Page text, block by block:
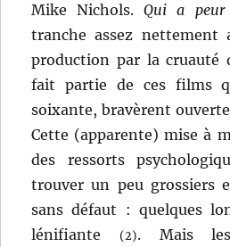
Mike Nichols.Qui a peur
tranche assez nettement
production par la cruauté
fait partie de ces films
soixante, bravèrent
Cette (apparente) mise à
des ressorts
trouver un peu grossiers
sans défaut : quelques
lénifiante
(2). Mais